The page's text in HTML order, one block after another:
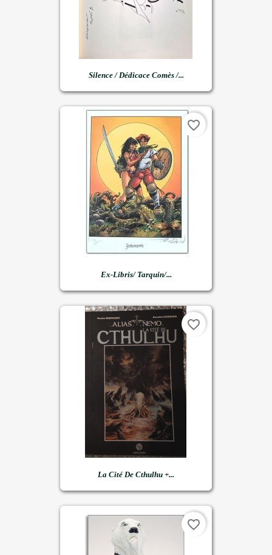
Silence / Dédicace Comès /...
Ex-Libris/ Tarquin/...
favorite_border
La Cité De Cthulhu +...
favorite_border
favorite_border